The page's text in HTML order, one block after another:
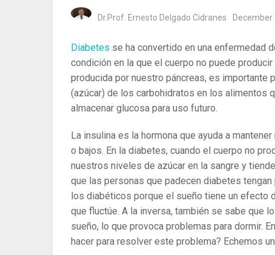
Dr.Prof. Ernesto Delgado Cidranes December
Diabetes se ha convertido en una enfermedad
condición en la que el cuerpo no puede
producida por nuestro páncreas, es importante
(azúcar) de los carbohidratos en los alimentos
almacenar glucosa para uso futuro.
La insulina es la hormona que ayuda a
o bajos. En la diabetes, cuando el cuerpo no
nuestros niveles de azúcar en la sangre y
que las personas que padecen diabetes
los diabéticos porque el sueño tiene un efecto
que fluctúe. A la inversa, también se sabe que
sueño, lo que provoca problemas para dormir.
hacer para resolver este problema? Echemos